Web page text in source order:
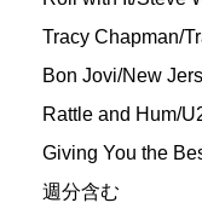
Tracy Chapman/
Bon Jovi/New
Rattle and Hum/
Giving You the
週分含む